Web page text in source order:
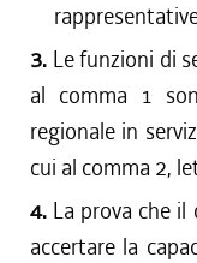
3. Le funzioni di
al comma 1
regionale in
cui al comma 2,
4. La prova che
accertare la